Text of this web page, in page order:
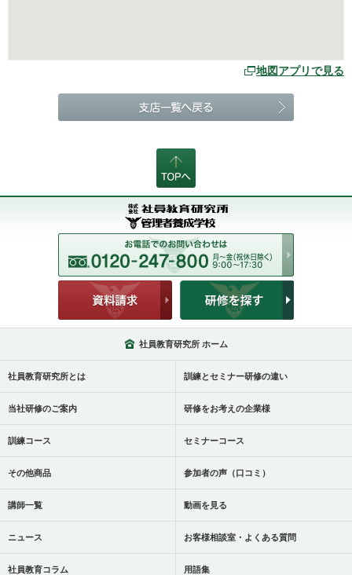
地図アプリで見る
社員教育研究所 ホーム
社員教育研究所とは 訓練とセミナー研修の違い
当社研修のご案内 研修をお考えの企業様
訓練コース セミナーコース
その他商品 参加者の声（口コミ）
講師一覧 動画を見る
ニュース お客様相談室・よくある質問
社員教育コラム 用語集